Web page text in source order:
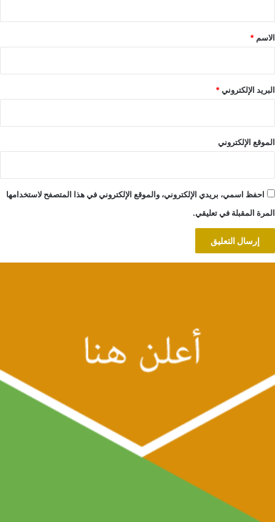
*
الاسم *
البريد الإلكتروني*
الموقع الإلكتروني
احفظ اسمي، بريدي الإلكتروني، والموقع الإلكتروني في هذا المتصفح لاستخدامها
المرة المقبلة في تعليقي.